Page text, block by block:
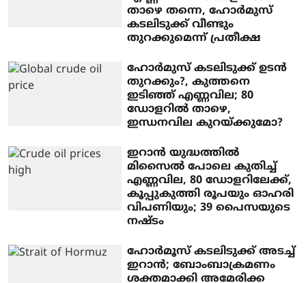
താഴെ തന്നെ, ഹോര്‍മുസ്
കടലിടുക്ക് വീണ്ടും
തുറക്കുമെന്ന് പ്രതീക്ഷ
ഹോര്‍മുസ് കടലിടുക്ക് ഉടന്‍
തുറക്കും?, കുത്തനെ
ഇടിഞ്ഞ് എണ്ണവില; 80
ഡോളറില്‍ താഴെ,
ഇന്ധനവില കുറയ്ക്കുമോ?
ഇറാന്‍ യുദ്ധത്തില്‍
മിസൈല്‍ പോലെ കുതിച്ച്
എണ്ണവില, 80 ഡോളറിലേക്ക്,
കൂപ്പുകുത്തി രൂപയും ഓഹരി
വിപണിയും; 39 പൈസയുടെ
നഷ്ടം
ഹോര്‍മൂസ് കടലിടുക്ക് അടച്ച്
ഇറാന്‍; ബോംബാക്രമണം
ശക്തമാക്കി അമേരിക്ക